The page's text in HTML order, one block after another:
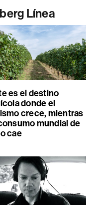
Línea
es el destino
donde el
crece, mientras
mundial de
cae